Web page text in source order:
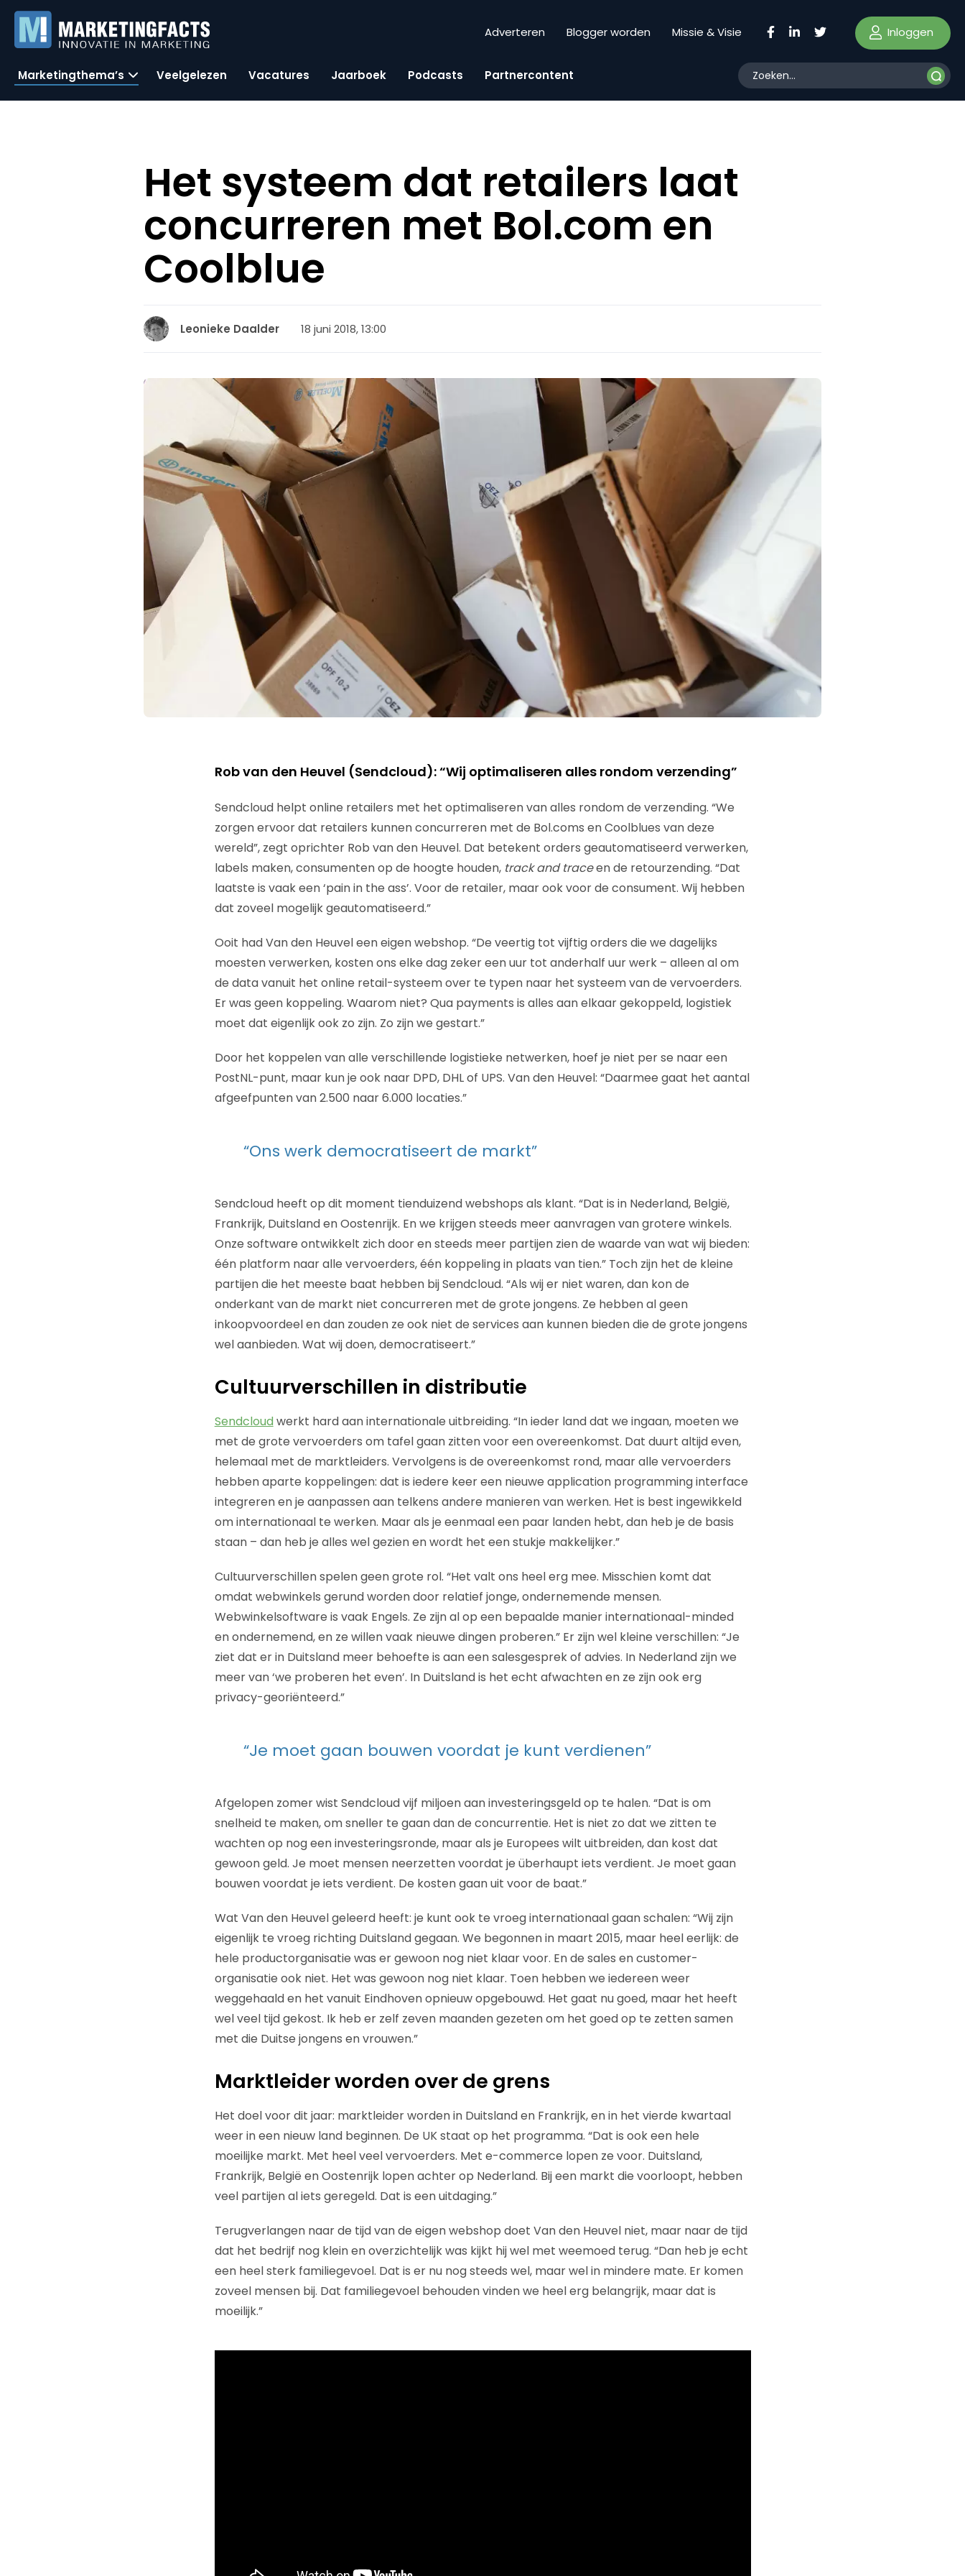
Adverteren Blogger worden Missie & Visie Inloggen
Marketingthema’s Veelgelezen Vacatures Jaarboek Podcasts Partnercontent
Het systeem dat retailers laat
concurreren met Bol.com en
Coolblue
Leonieke Daalder 18 juni 2018, 13:00
Rob van den Heuvel (Sendcloud): “Wij optimaliseren alles rondom verzending”
Sendcloud helpt online retailers met het optimaliseren van alles rondom de verzending. “We
zorgen ervoor dat retailers kunnen concurreren met de Bol.coms en Coolblues van deze
wereld”, zegt oprichter Rob van den Heuvel. Dat betekent orders geautomatiseerd verwerken,
labels maken, consumenten op de hoogte houden, track and traceen de retourzending. “Dat
laatste is vaak een ‘pain in the ass’. Voor de retailer, maar ook voor de consument. Wij hebben
dat zoveel mogelijk geautomatiseerd.”
Ooit had Van den Heuvel een eigen webshop. “De veertig tot vijftig orders die we dagelijks
moesten verwerken, kosten ons elke dag zeker een uur tot anderhalf uur werk – alleen al om
de data vanuit het online retail-systeem over te typen naar het systeem van de vervoerders.
Er was geen koppeling. Waarom niet? Qua payments is alles aan elkaar gekoppeld, logistiek
moet dat eigenlijk ook zo zijn. Zo zijn we gestart.”
Door het koppelen van alle verschillende logistieke netwerken, hoef je niet per se naar een
PostNL-punt, maar kun je ook naar DPD, DHL of UPS. Van den Heuvel: “Daarmee gaat het aantal
afgeefpunten van 2.500 naar 6.000 locaties.”
“Ons werk democratiseert de markt”
Sendcloud heeft op dit moment tienduizend webshops als klant. “Dat is in Nederland, België,
Frankrijk, Duitsland en Oostenrijk. En we krijgen steeds meer aanvragen van grotere winkels.
Onze software ontwikkelt zich door en steeds meer partijen zien de waarde van wat wij bieden:
één platform naar alle vervoerders, één koppeling in plaats van tien.” Toch zijn het de kleine
partijen die het meeste baat hebben bij Sendcloud. “Als wij er niet waren, dan kon de
onderkant van de markt niet concurreren met de grote jongens. Ze hebben al geen
inkoopvoordeel en dan zouden ze ook niet de services aan kunnen bieden die de grote jongens
wel aanbieden. Wat wij doen, democratiseert.”
Cultuurverschillen in distributie
Sendcloud werkt hard aan internationale uitbreiding. “In ieder land dat we ingaan, moeten we
met de grote vervoerders om tafel gaan zitten voor een overeenkomst. Dat duurt altijd even,
helemaal met de marktleiders. Vervolgens is de overeenkomst rond, maar alle vervoerders
hebben aparte koppelingen: dat is iedere keer een nieuwe application programming interface
integreren en je aanpassen aan telkens andere manieren van werken. Het is best ingewikkeld
om internationaal te werken. Maar als je eenmaal een paar landen hebt, dan heb je de basis
staan – dan heb je alles wel gezien en wordt het een stukje makkelijker.”
Cultuurverschillen spelen geen grote rol. “Het valt ons heel erg mee. Misschien komt dat
omdat webwinkels gerund worden door relatief jonge, ondernemende mensen.
Webwinkelsoftware is vaak Engels. Ze zijn al op een bepaalde manier internationaal-minded
en ondernemend, en ze willen vaak nieuwe dingen proberen.” Er zijn wel kleine verschillen: “Je
ziet dat er in Duitsland meer behoefte is aan een salesgesprek of advies. In Nederland zijn we
meer van ‘we proberen het even’. In Duitsland is het echt afwachten en ze zijn ook erg
privacy-georiënteerd.”
“Je moet gaan bouwen voordat je kunt verdienen”
Afgelopen zomer wist Sendcloud vijf miljoen aan investeringsgeld op te halen. “Dat is om
snelheid te maken, om sneller te gaan dan de concurrentie. Het is niet zo dat we zitten te
wachten op nog een investeringsronde, maar als je Europees wilt uitbreiden, dan kost dat
gewoon geld. Je moet mensen neerzetten voordat je überhaupt iets verdient. Je moet gaan
bouwen voordat je iets verdient. De kosten gaan uit voor de baat.”
Wat Van den Heuvel geleerd heeft: je kunt ook te vroeg internationaal gaan schalen: “Wij zijn
eigenlijk te vroeg richting Duitsland gegaan. We begonnen in maart 2015, maar heel eerlijk: de
hele productorganisatie was er gewoon nog niet klaar voor. En de sales en customer-
organisatie ook niet. Het was gewoon nog niet klaar. Toen hebben we iedereen weer
weggehaald en het vanuit Eindhoven opnieuw opgebouwd. Het gaat nu goed, maar het heeft
wel veel tijd gekost. Ik heb er zelf zeven maanden gezeten om het goed op te zetten samen
met die Duitse jongens en vrouwen.”
Marktleider worden over de grens
Het doel voor dit jaar: marktleider worden in Duitsland en Frankrijk, en in het vierde kwartaal
weer in een nieuw land beginnen. De UK staat op het programma. “Dat is ook een hele
moeilijke markt. Met heel veel vervoerders. Met e-commerce lopen ze voor. Duitsland,
Frankrijk, België en Oostenrijk lopen achter op Nederland. Bij een markt die voorloopt, hebben
veel partijen al iets geregeld. Dat is een uitdaging.”
Terugverlangen naar de tijd van de eigen webshop doet Van den Heuvel niet, maar naar de tijd
dat het bedrijf nog klein en overzichtelijk was kijkt hij wel met weemoed terug. “Dan heb je echt
een heel sterk familiegevoel. Dat is er nu nog steeds wel, maar wel in mindere mate. Er komen
zoveel mensen bij. Dat familiegevoel behouden vinden we heel erg belangrijk, maar dat is
moeilijk.”